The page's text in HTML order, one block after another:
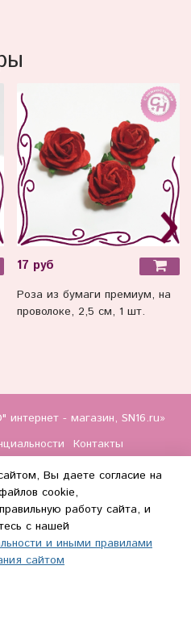
17 руб
Роза из бумаги премиум, на
проволоке, 2,5 см, 1 шт.
- магазин, SN16.ru»
Контакты
+7 (917) 895-85-60
Вы даете согласие на
cookie,
работу сайта, и
с нашей
и иными правилами
сайтом